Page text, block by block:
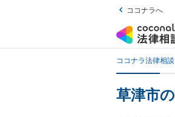
ココナラへ
ココナラ法律相談
草津市